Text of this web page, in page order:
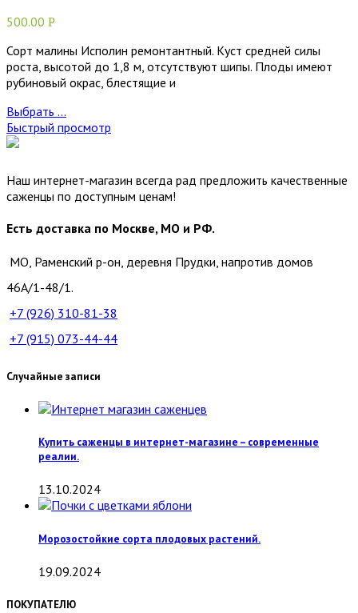
500.00 Р
Сорт малины Исполин ремонтантный. Куст средней силы
роста, высотой до 1,8 м, отсутствуют шипы. Плоды имеют
рубиновый окрас, блестящие и
Выбрать ...
Быстрый просмотр
Наш интернет-магазин всегда рад предложить качественные
саженцы по доступным ценам!
Есть доставка по Москве, МО и РФ.
МО, Раменский р-он, деревня Прудки, напротив домов
46А/1-48/1.
+7 (926) 310-81-38
+7 (915) 073-44-44
Случайные записи
Купить саженцы в интернет-магазине – современные
реалии.
13.10.2024
Морозостойкие сорта плодовых растений.
19.09.2024
ПОКУПАТЕЛЮ